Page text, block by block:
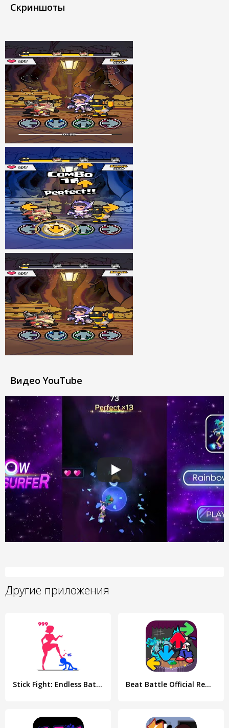
Скриншоты
Видео YouTube
Другие приложения
Stick Fight: Endless Battle Beat Battle Official Remake